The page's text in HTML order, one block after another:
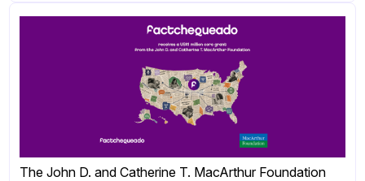
The John D. and Catherine T. MacArthur Foundation